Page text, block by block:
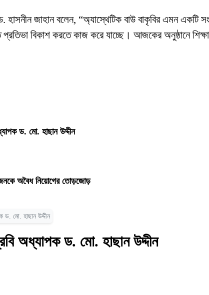
জাহান বলেন, “অ্যাস্থেটিক বাউ বাকৃবির এমন একটি
প্রতিভা বিকাশ করতে কাজ করে যাচ্ছে। আজকের অনুষ্ঠানে
ড. মো. হাছান উদ্দীন
জনকে অবৈধ নিয়োগের তোড়জোড়
ড. মো. হাছান উদ্দীন
অধ্যাপক ড. মো. হাছান উদ্দীন